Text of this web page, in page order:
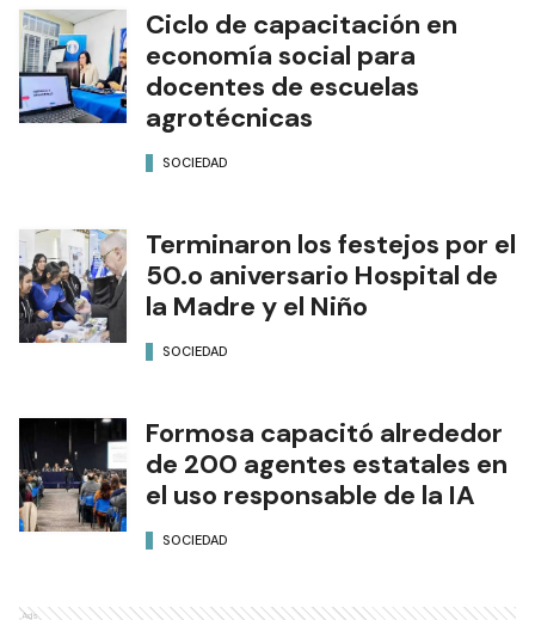
Ciclo de capacitación en
economía social para
docentes de escuelas
agrotécnicas
SOCIEDAD
Terminaron los festejos por el
50.o aniversario Hospital de
la Madre y el Niño
SOCIEDAD
Formosa capacitó alrededor
de 200 agentes estatales en
el uso responsable de la IA
SOCIEDAD
Ads